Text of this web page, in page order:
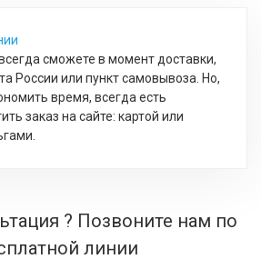
сможете в момент доставки,
России или пункт самовывоза. Но,
время, всегда есть
заказ на сайте: картой или
? Позвоните нам по
линии